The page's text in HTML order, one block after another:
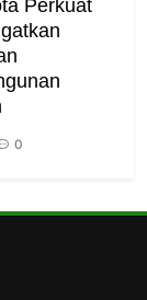
Perkuat
0